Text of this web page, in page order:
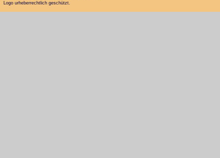
Logo urheberrechtlich geschützt.